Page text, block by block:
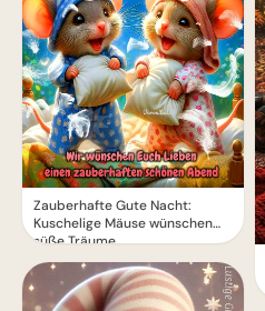
Zauberhafte Gute Nacht:
Kuschelige Mäuse wünschen
süße Träume